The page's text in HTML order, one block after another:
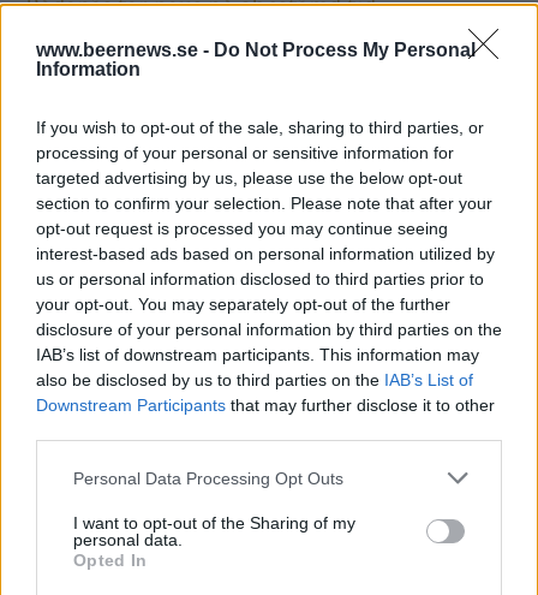
www.beernews.se - Do Not Process My Personal
Information
If you wish to opt-out of the sale, sharing to third parties, or
processing of your personal or sensitive information for
targeted advertising by us, please use the below opt-out
section to confirm your selection. Please note that after your
opt-out request is processed you may continue seeing
interest-based ads based on personal information utilized by
us or personal information disclosed to third parties prior to
your opt-out. You may separately opt-out of the further
disclosure of your personal information by third parties on the
IAB’s list of downstream participants. This information may
also be disclosed by us to third parties on the IAB’s List of
Downstream Participants that may further disclose it to other
Personal Data Processing Opt Outs
I want to opt-out of the Sharing of my
personal data.
Opted In
Rådanäs tar paus på obestämd tid
Ölgäris kampanjar för en tryggare ölkultur
Korngårdens lager av humle tömdes snabbt